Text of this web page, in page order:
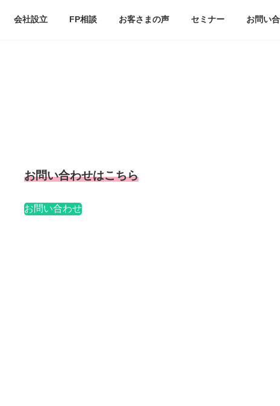
会社設立 FP相談 お客さまの声 セミナー お問い
お問い合わせはこちら
お問い合わせ